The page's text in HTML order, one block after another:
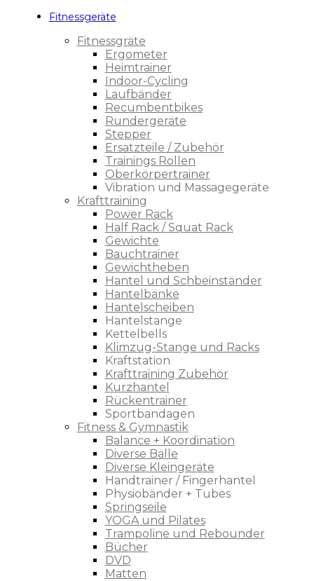
Fitnessgeräte
Fitnessgräte
Ergometer
Heimtrainer
Indoor-Cycling
Laufbänder
Recumbentbikes
Rundergeräte
Stepper
Ersatzteile / Zubehör
Trainings Rollen
Oberkörpertrainer
Vibration und Massagegeräte
Krafttraining
Power Rack
Half Rack / Squat Rack
Gewichte
Bauchtrainer
Gewichtheben
Hantel und Schbeinständer
Hantelbänke
Hantelscheiben
Hantelstange
Kettelbells
Klimzug-Stange und Racks
Kraftstation
Krafttraining Zubehör
Kurzhantel
Rückentrainer
Sportbandagen
Fitness & Gymnastik
Balance + Koordination
Diverse Bälle
Diverse Kleingeräte
Handtrainer / Fingerhantel
Physiobänder + Tubes
Springseile
YOGA und Pilates
Trampoline und Rebounder
Bücher
DVD
Matten